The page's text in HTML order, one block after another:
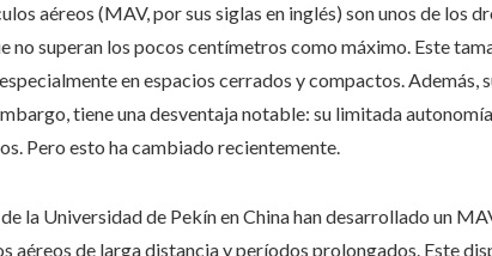
aéreos (MAV, por sus siglas en inglés) son unos de los
no superan los pocos centímetros como máximo. Este
en espacios cerrados y compactos.
tiene una desventaja notable: su limitada
Pero esto ha cambiado recientemente.
la Universidad de Pekín en China han desarrollado un
aéreos de larga distancia y períodos prolongados. Este